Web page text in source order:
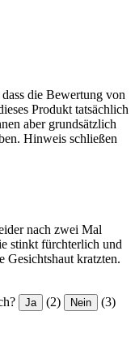
die Bewertung von
Produkt tatsächlich
aber grundsätzlich
Hinweis schließen
nach zwei Mal
stinkt fürchterlich und
Gesichtshaut kratzten.
Ja (2) Nein (3)